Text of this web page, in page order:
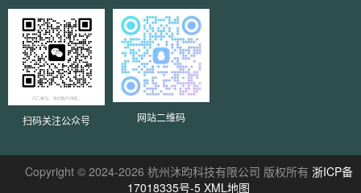
扫码关注公众号 网站二维码
Copyright © 2024-2026 杭州沐昀科技有限公司 版权所有 浙ICP备
17018335号-5 XML地图